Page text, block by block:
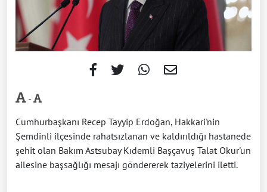
-
Cumhurbaşkanı Recep Tayyip Erdoğan, Hakkari'nin
Şemdinli ilçesinde rahatsızlanan ve kaldırıldığı hastanede
şehit olan Bakım Astsubay Kıdemli Başçavuş Talat Okur'un
ailesine başsağlığı mesajı göndererek taziyelerini iletti.